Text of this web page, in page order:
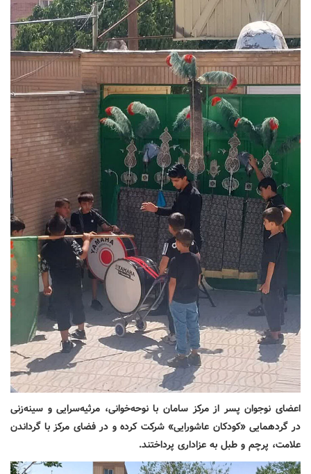
اعضای نوجوان پسر از مرکز سامان با نوحه‌خوانی، مرثیه‌سرایی و سینه‌زنی
در گردهمایی «کودکان عاشورایی» شرکت کرده و در فضای مرکز با گرداندن
علامت، پرچم و طبل به عزاداری پرداختند.